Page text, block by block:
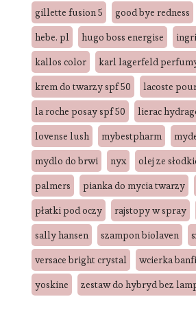
gillette fusion 5
good bye redness
hebe. pl
hugo boss energise
kallos color
karl lagerfeld
krem do twarzy spf 50
lacoste
la roche posay spf 50
lierac
lovense lush
mybestpharm
mydlo do brwi
nyx
olej ze
palmers
pianka do mycia twarzy
płatki pod oczy
rajstopy w spray
sally hansen
szampon biolaven
versace bright crystal
wcierka banfi
yoskine
zestaw do hybryd bez